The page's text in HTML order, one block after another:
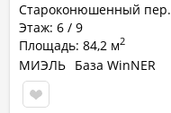
Староконюшенный пер.
Этаж: 6 / 9
Площадь: 84,2 м2
МИЭЛЬ База WinNER